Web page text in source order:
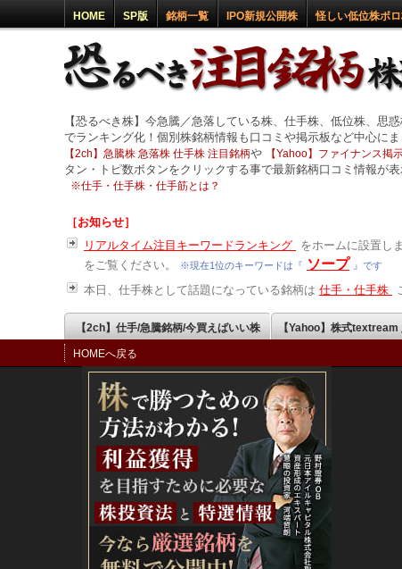
HOME SP版 銘柄一覧 IPO新規公開株 怪しい低位株ボ
【恐るべき株】今急騰／急落している株、仕手株、低位株、思
でランキング化！個別株銘柄情報も口コミや掲示板など中心にま
【2ch】急騰株 急落株 仕手株 注目銘柄や 【Yahoo】ファイナンス掲
タン・トピ数ボタンをクリックする事で最新銘柄口コミ情報が
※仕手・仕手株・仕手筋とは？
［お知らせ］
リアルタイム注目キーワードランキング
をホームに設置し
をご覧ください。
※現在1位のキーワードは『 ソープ 』です
本日、仕手株として話題になっている銘柄は 仕手・仕手株
【2ch】仕手/急騰銘柄/今買えばいい株 【Yahoo】株式textream
HOMEへ戻る